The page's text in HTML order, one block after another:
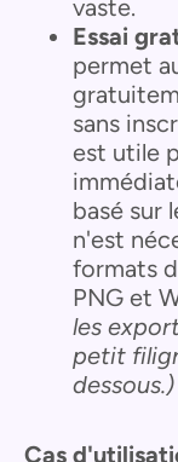
vaste.
Essai
permet
sans
est utile
basé sur
n'est
formats
PNG et
les
petit
dessous.)
Cas